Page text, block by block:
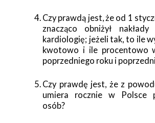
Czy prawdą jest, że od 1
znacząco obniżył
kardiologię; jeżeli tak, to ile
kwotowo i ile procentowo
poprzedniego roku i
Czy prawdę jest, że z
umiera rocznie w Polsce
osób?